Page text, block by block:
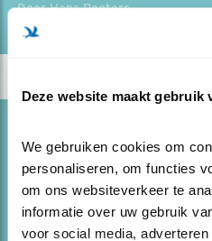
Deze website maakt gebruik
We gebruiken cookies om
personaliseren, om functies
om ons websiteverkeer te
informatie over uw gebruik
voor social media,
Door Hans Peeters
ZOMERVOGELS IN
12.07.19 Hemelse plek voor